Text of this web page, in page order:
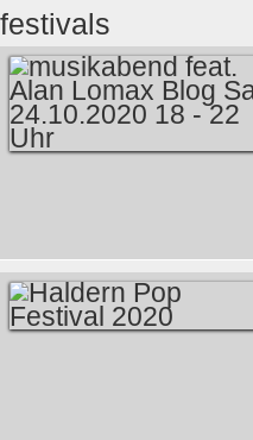
festivals
ALAN LOMAX BLOG
SA, 24.10.2020 18 -
22 UHR